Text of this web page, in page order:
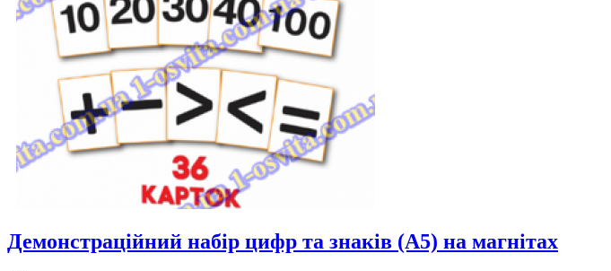
Демонстраційний набір цифр та знаків (А5) на магнітах